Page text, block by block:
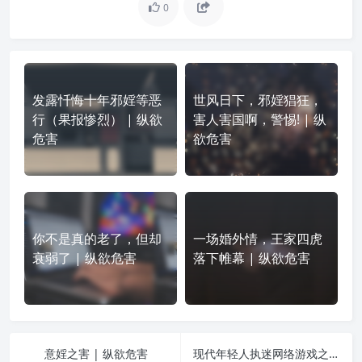
0
发露忏悔十年邪婬等恶
行（果报惨烈） | 纵欲
危害
世风日下，邪婬猖狂，
害人害国啊，警惕! | 纵
欲危害
你不是真的老了，但却
衰弱了 | 纵欲危害
一场婚外情，王家四虎
落下帷幕 | 纵欲危害
意婬之害 | 纵欲危害
现代年轻人执迷网络游戏之危害比之邪婬同等可怕 | 纵欲危害